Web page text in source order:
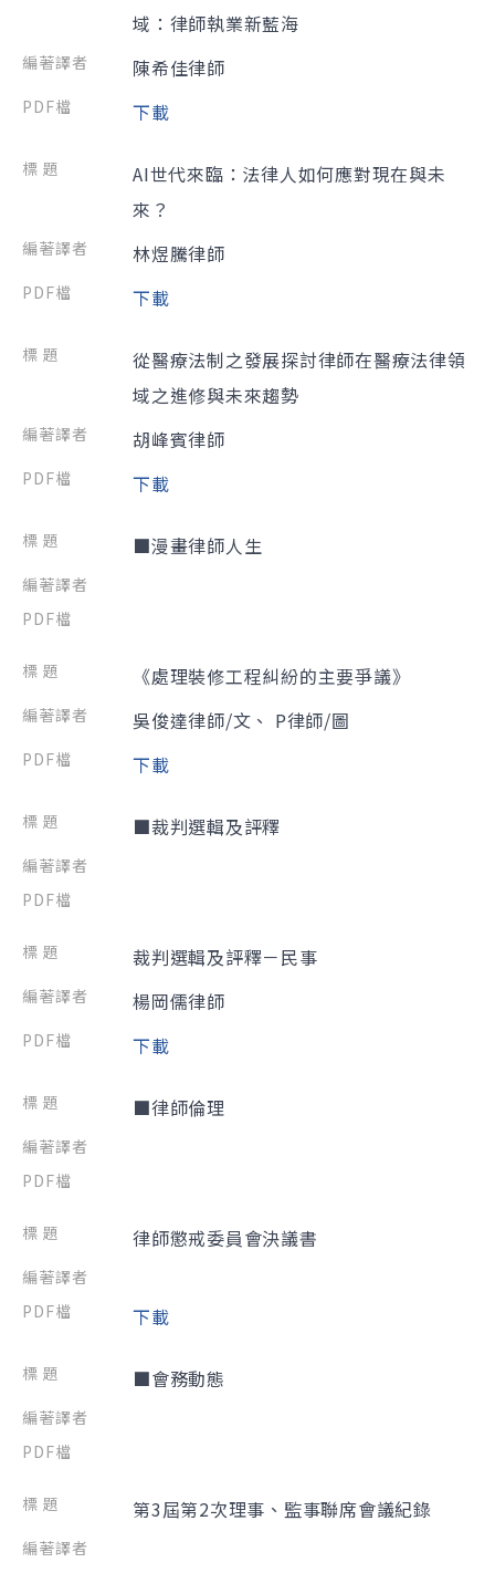
域：律師執業新藍海
陳希佳律師
下載
AI世代來臨：法律人如何應對現在與未
來？
林煜騰律師
下載
從醫療法制之發展探討律師在醫療法律領
域之進修與未來趨勢
胡峰賓律師
下載
■漫畫律師人生
《處理裝修工程糾紛的主要爭議》
吳俊達律師/文、 P律師/圖
下載
■裁判選輯及評釋
裁判選輯及評釋－民事
楊岡儒律師
下載
■律師倫理
律師懲戒委員會決議書
下載
■會務動態
第3屆第2次理事、監事聯席會議紀錄